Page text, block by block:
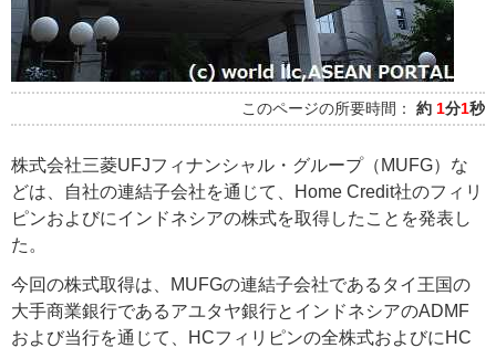
このページの所要時間： 約 1分1秒
株式会社三菱UFJフィナンシャル・グループ（MUFG）な
どは、自社の連結子会社を通じて、Home Credit社のフィリ
ピンおよびにインドネシアの株式を取得したことを発表し
た。
今回の株式取得は、MUFGの連結子会社であるタイ王国の
大手商業銀行であるアユタヤ銀行とインドネシアのADMF
および当行を通じて、HCフィリピンの全株式およびにHC